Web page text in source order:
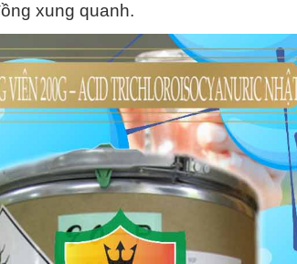
xung quanh.